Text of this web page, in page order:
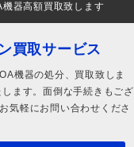
器高額買取致します
買取サービス
機器の処分、買取致しま
ます。面倒な手続きもござ
気軽にお問い合わせくださ